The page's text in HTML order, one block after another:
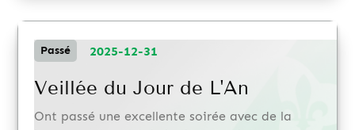
Passé 2025-12-31
Veillée du Jour de L'An
Ont passé une excellente soirée avec de la